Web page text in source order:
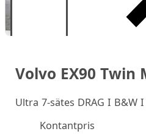
Volvo EX90 Twin
Ultra 7-sätes DRAG I B&W
Kontantpris